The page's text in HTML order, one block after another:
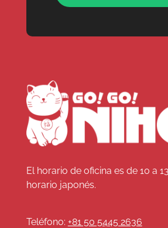
El horario de oficina es de 10 a
horario japonés.
Teléfono: +81 50 5445 2636